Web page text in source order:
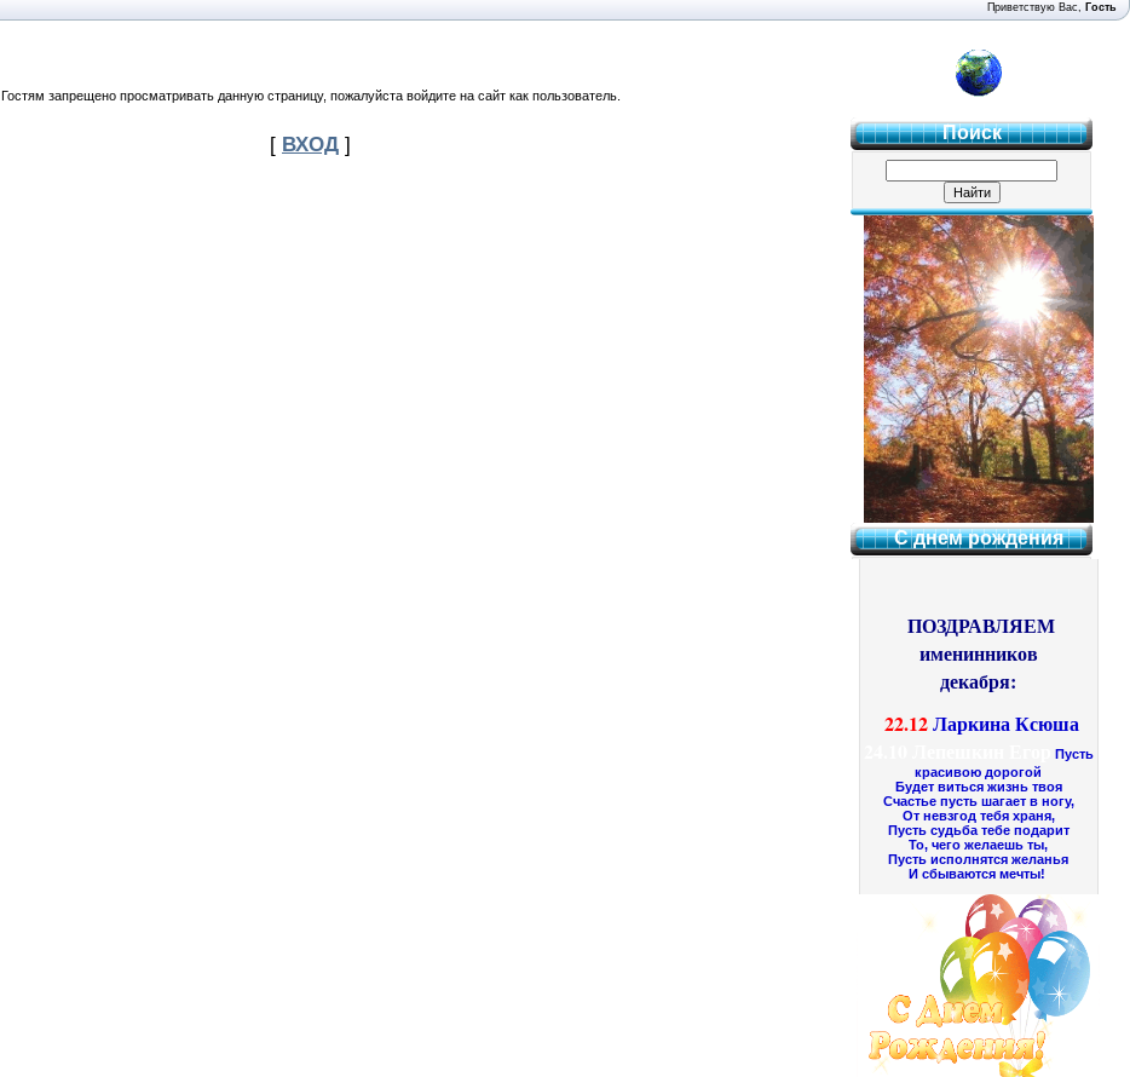
Приветствую Вас, Гость
Гостям запрещено просматривать данную страницу, пожалуйста войдите на сайт как пользователь.
[ ВХОД ]
4 "Б"
Поиск
С днем рождения
ПОЗДРАВЛЯЕМ
именинников
декабря:
22.12Ларкина Ксюша
Пусть
красивою дорогой
Будет виться жизнь твоя
Счастье пусть шагает в ногу,
От невзгод тебя храня,
Пусть судьба тебе подарит
То, чего желаешь ты,
Пусть исполнятся желанья
И сбываются мечты!